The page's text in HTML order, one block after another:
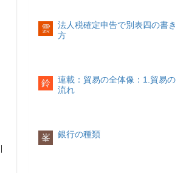
雲
法人税確定申告で別表四の書き
方
鈴
連載：貿易の全体像：1.貿易の
流れ
峯 銀行の種類